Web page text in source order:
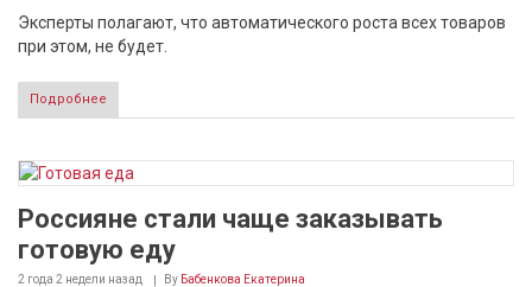
Эксперты полагают, что автоматического роста всех товаров
при этом, не будет.
Подробнее
Россияне стали чаще заказывать
готовую еду
2 года 2 недели назад By Бабенкова Екатерина